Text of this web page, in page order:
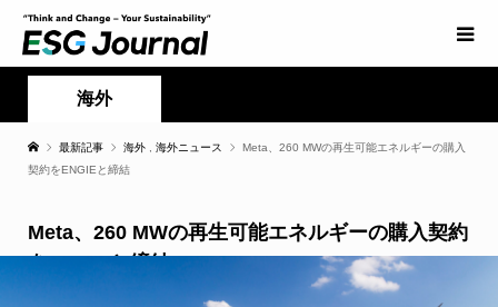
海外
最新記事 海外 海外ニュース
Meta、260 MWの再生可能エネルギーの購入
契約をENGIEと締結
Meta、260 MWの再生可能エネルギーの購入契約
をENGIEと締結